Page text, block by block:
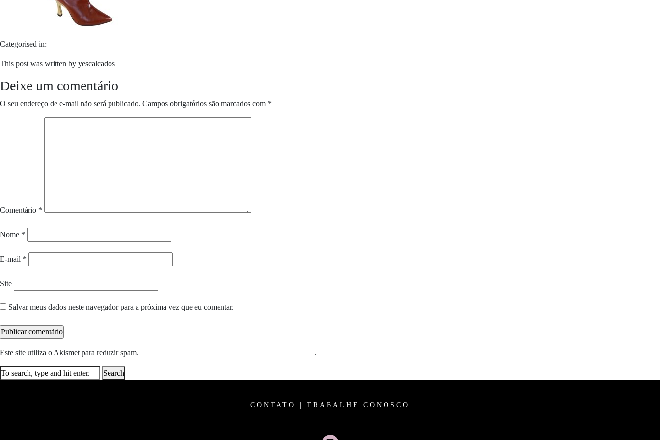
Categorised in:
This post was written by yescalcados
Deixe um comentário
O seu endereço de e-mail não será publicado. Campos obrigatórios são marcados com *
Comentário *
Nome *
E-mail *
Site
Salvar meus dados neste navegador para a próxima vez que eu comentar.
Este site utiliza o Akismet para reduzir spam. .
Search
CONTATO TRABALHE CONOSCO